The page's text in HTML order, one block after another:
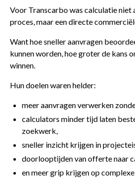
Voor Transcarbo was calculatie niet
proces, maar een directe
Want hoe sneller aanvragen
kunnen worden, hoe groter de kans
winnen.
Hun doelen waren helder:
meer aanvragen verwerken
calculators minder tijd laten
zoekwerk,
sneller inzicht krijgen in
doorlooptijden van offerte naar
en meer grip krijgen op